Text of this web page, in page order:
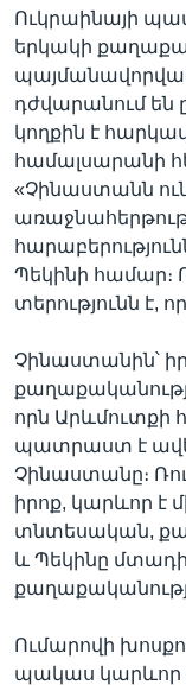
Ուկրաինայի
երկակի
դժվարանում են
կողքին է
համալսարանի
«Չինաստանն
Պեկինի համար։
տերությունն է,
Չինաստանին՝
որն Արևմուտքի
պատրաստ է
Չինաստանը։
իրոք, կարևոր է
տնտեսական,
և Պեկինը
Ումարովի
պակաս կարևոր